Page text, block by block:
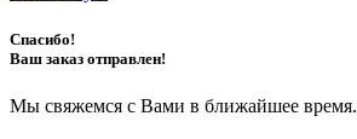
Спасибо!
Ваш заказ отправлен!
Мы свяжемся с Вами в ближайшее время.